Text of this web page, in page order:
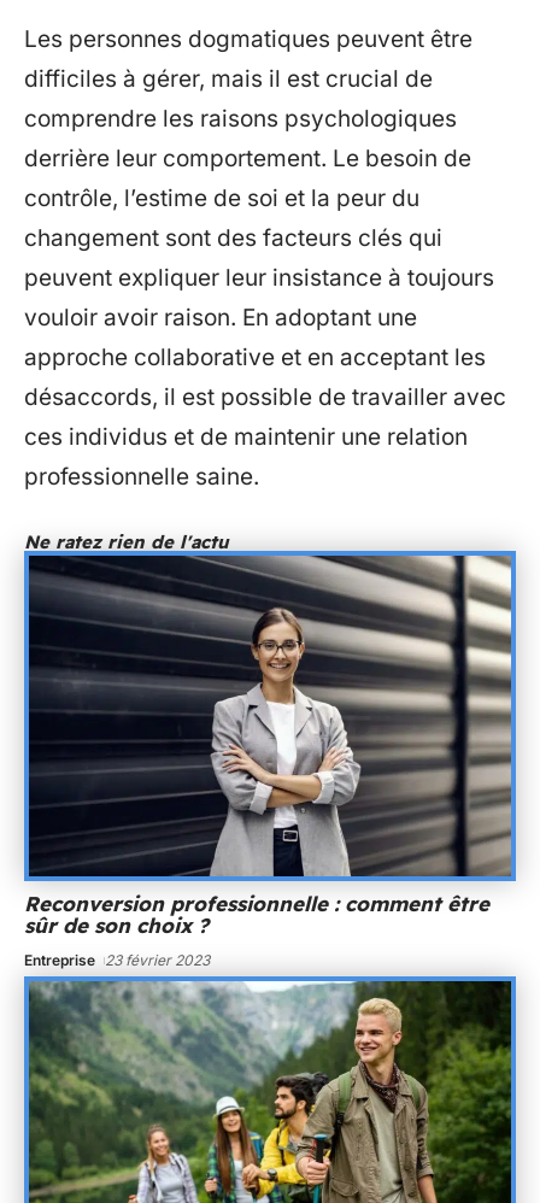
Les personnes dogmatiques peuvent être
difficiles à gérer, mais il est crucial de
comprendre les raisons psychologiques
derrière leur comportement. Le besoin de
contrôle, l’estime de soi et la peur du
changement sont des facteurs clés qui
peuvent expliquer leur insistance à toujours
vouloir avoir raison. En adoptant une
approche collaborative et en acceptant les
désaccords, il est possible de travailler avec
ces individus et de maintenir une relation
professionnelle saine.
Ne ratez rien de l'actu
Reconversion professionnelle : comment être
sûr de son choix ?
Entreprise 23 février 2023